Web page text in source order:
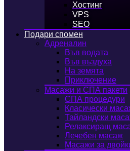
Хостинг
VPS
SEO
Подари спомен
Адреналин
Във водата
Във въздуха
На земята
Приключение
Масажи и СПА пакети
СПА процедури
Класически
Тайландски
Релаксиращ
Лечебен масаж
Масажи за